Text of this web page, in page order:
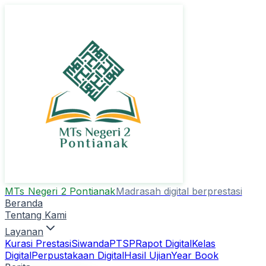
MTs Negeri 2 PontianakMadrasah digital berprestasi
Beranda
Tentang Kami
Layanan
Kurasi PrestasiSiwandaPTSPRapot DigitalKelas
DigitalPerpustakaan DigitalHasil UjianYear Book